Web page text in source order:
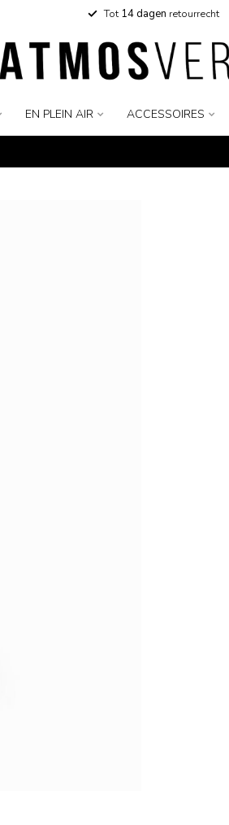
Tot14 dagen retourrecht
EN PLEIN AIR ACCESSOIRES